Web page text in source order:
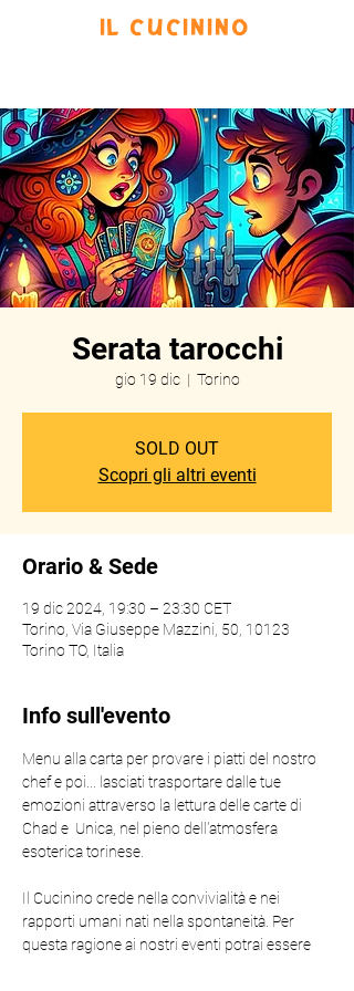
IL CUCININO
Serata tarocchi
gio 19 dic
  |
Torino
SOLD OUT
Scopri gli altri eventi
Orario & Sede
19 dic 2024, 19:30 – 23:30 CET
Torino, Via Giuseppe Mazzini, 50, 10123
Torino TO, Italia
Info sull'evento
Menu alla carta per provare i piatti del nostro
chef e poi... lasciati trasportare dalle tue
emozioni attraverso la lettura delle carte di
Chad e  Unica, nel pieno dell'atmosfera
esoterica torinese.
Il Cucinino crede nella convivialità e nei
rapporti umani nati nella spontaneità. Per
questa ragione ai nostri eventi potrai essere